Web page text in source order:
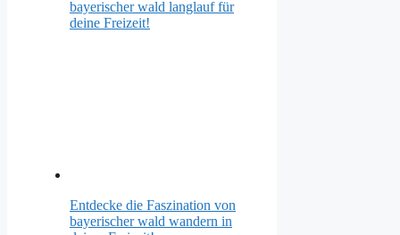
bayerischer wald langlauf für
deine Freizeit!
Entdecke die Faszination von
bayerischer wald wandern in